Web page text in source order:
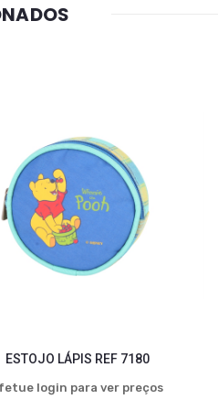
ESTOJO LÁPIS REF 7180
login para ver preços